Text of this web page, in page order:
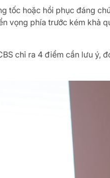
tốc hoặc hồi phục đáng
vọng phía trước kém khả
chỉ ra 4 điểm cần lưu ý,